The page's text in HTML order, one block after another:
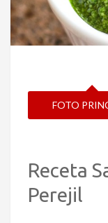
FOTO
Receta
Perejil